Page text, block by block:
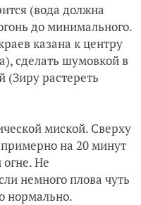
(вода должна
до минимального.
казана к центру
сделать шумовкой в
(Зиру растереть
миской. Сверху
на 20 минут
Не
немного плова чуть
нормально.